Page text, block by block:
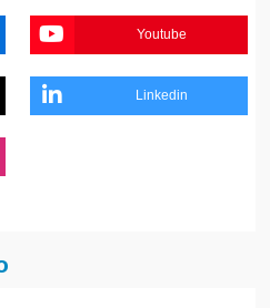
Youtube
Linkedin